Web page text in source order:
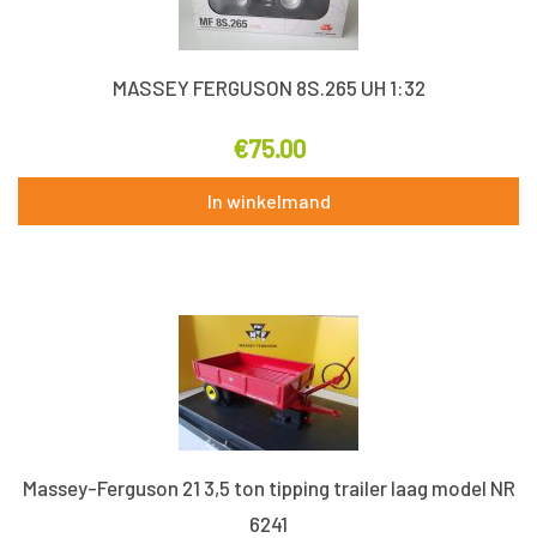
MASSEY FERGUSON 8S.265 UH 1:32
€75.00
In winkelmand
Massey-Ferguson 21 3,5 ton tipping trailer laag model NR
6241